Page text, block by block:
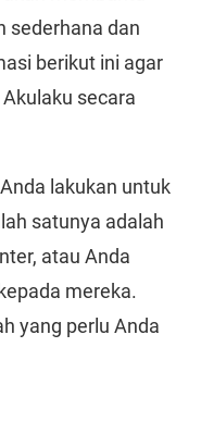
sederhana dan
berikut ini agar
secara
lakukan untuk
satunya adalah
atau Anda
mereka.
yang perlu Anda